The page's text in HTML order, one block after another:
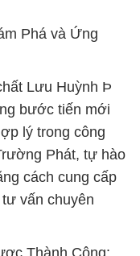
Phá và Ứng
Lưu Huỳnh Þ
bước tiến mới
lý trong công
Phát, tự hào
cách cung cấp
vấn chuyên
Thành Công: